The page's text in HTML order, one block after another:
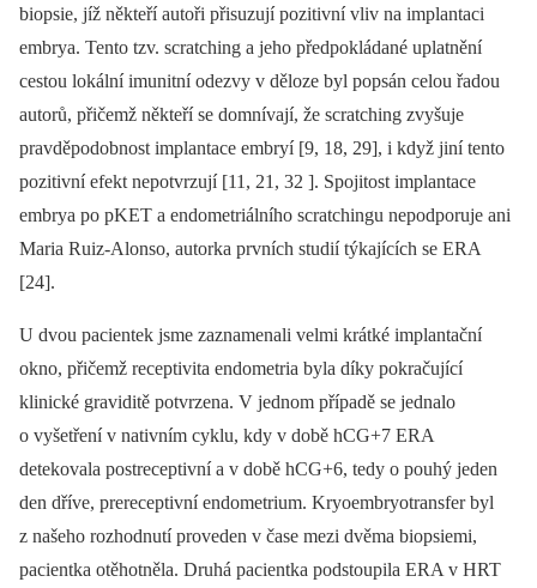
biopsie, jíž někteří autoři přisuzují pozitivní vliv na implantaci
embrya. Tento tzv. scratching a jeho předpokládané uplatnění
cestou lokální imunitní odezvy v děloze byl popsán celou řadou
autorů, přičemž někteří se domnívají, že scratching zvyšuje
pravděpodobnost implantace embryí [9, 18, 29], i když jiní tento
pozitivní efekt nepotvrzují [11, 21, 32 ]. Spojitost implantace
embrya po pKET a endometriálního scratchingu nepodporuje ani
Maria Ruiz-Alonso, autorka prvních studií týkajících se ERA
[24].
U dvou pacientek jsme zaznamenali velmi krátké implantační
okno, přičemž receptivita endometria byla díky pokračující
klinické graviditě potvrzena. V jednom případě se jednalo
o vyšetření v nativním cyklu, kdy v době hCG+7 ERA
detekovala postreceptivní a v době hCG+6, tedy o pouhý jeden
den dříve, prereceptivní endometrium. Kryoembryotransfer byl
z našeho rozhodnutí proveden v čase mezi dvěma biopsiemi,
pacientka otěhotněla. Druhá pacientka podstoupila ERA v HRT